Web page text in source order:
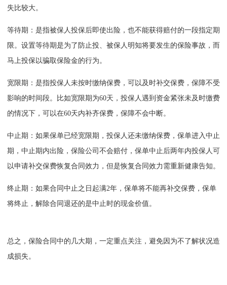
失比较大。
等待期：是指被保人投保后即使出险，也不能获得赔付的一段指定期
限。设置等待期是为了防止投、被保人明知将要发生的保险事故，而
马上投保以骗取保险金的行为。
宽限期：是指投保人未按时缴纳保费，可以及时补交保费，保障不受
影响的时间段。比如宽限期为60天，投保人遇到资金紧张未及时缴费
的情况下，可以在60天内补齐保费，保障不会中断。
中止期：如果保单已经宽限期，投保人还未缴纳保费，保单进入中止
期，中止期内出险，保险公司不会赔付，保单中止后两年内投保人可
以申请补交保费恢复合同效力，但是恢复合同效力需重新健康告知。
终止期：如果合同中止之日起满2年，保单将不能再补交保费，保单
将终止，解除合同退还的是中止时的现金价值。
总之，保险合同中的几大期，一定重点关注，避免因为不了解状况造
成损失。